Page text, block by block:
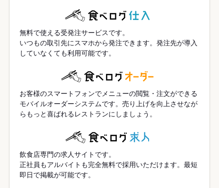
無料で使える受発注サービスです。
いつもの取引先にスマホから発注できます。発注先が導入
していなくても利用可能です。
お客様のスマートフォンでメニューの閲覧・注文ができる
モバイルオーダーシステムです。売り上げを向上させなが
らもっと喜ばれるレストランにしましょう。
飲食店専門の求人サイトです。
正社員もアルバイトも完全無料で採用いただけます。最短
即日で掲載が可能です。